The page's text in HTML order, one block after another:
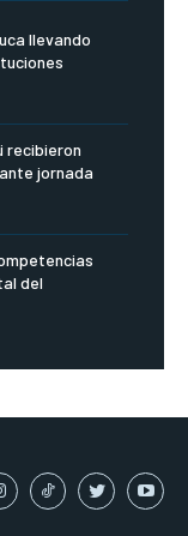
llevando
recibieron
jornada
del